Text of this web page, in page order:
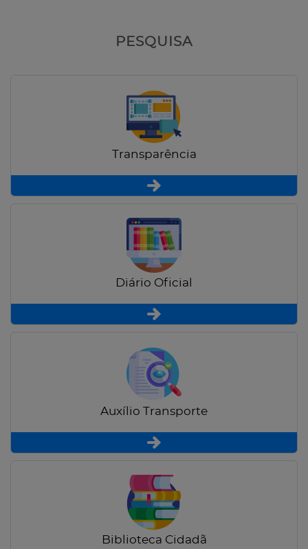
PESQUISA
Transparência
Diário Oficial
Auxílio Transporte
Biblioteca Cidadã